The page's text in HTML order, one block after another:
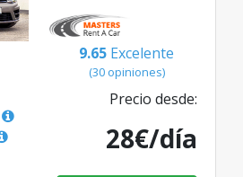
9.65 Excelente
(30 opiniones)
Precio desde:
28€/día